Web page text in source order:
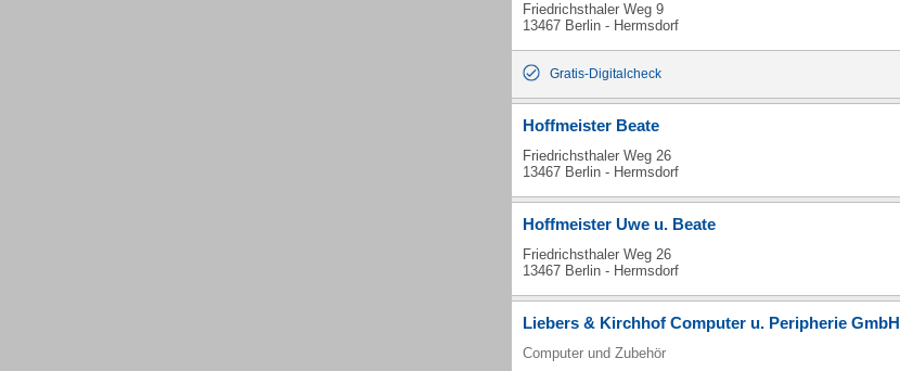
Friedrichsthaler Weg 9
13467 Berlin - Hermsdorf
Gratis-Digitalcheck
Hoffmeister Beate
Friedrichsthaler Weg 26
13467 Berlin - Hermsdorf
Hoffmeister Uwe u. Beate
Friedrichsthaler Weg 26
13467 Berlin - Hermsdorf
Liebers & Kirchhof Computer u. Peripherie GmbH
Computer und Zubehör